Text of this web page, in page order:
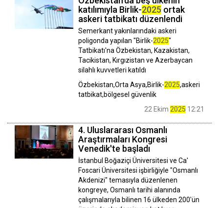
katılımıyla Birlik-2025 ortak
askeri tatbikatı düzenlendi
Semerkant yakınlarındaki askeri
poligonda yapılan "Birlik-2025"
Tatbikatı'na Özbekistan, Kazakistan,
Tacikistan, Kırgızistan ve Azerbaycan
silahlı kuvvetleri katıldı
Özbekistan,Orta Asya,Birlik-2025,askeri
tatbikat,bölgesel güvenlik
22 Ekim 2025 12:21
4. Uluslararası Osmanlı
Araştırmaları Kongresi
Venedik'te başladı
İstanbul Boğaziçi Üniversitesi ve Ca'
Foscari Üniversitesi işbirliğiyle "Osmanlı
Akdenizi" temasıyla düzenlenen
kongreye, Osmanlı tarihi alanında
çalışmalarıyla bilinen 16 ülkeden 200'ün